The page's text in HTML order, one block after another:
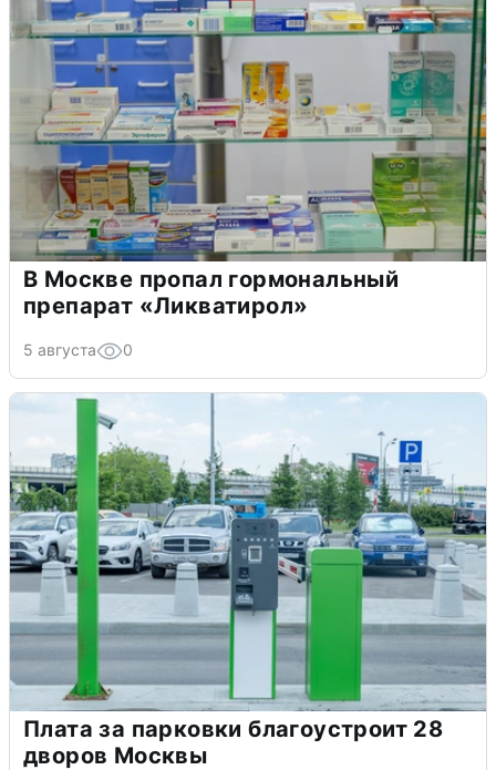
В Москве пропал гормональный
препарат «Ликватирол»
5 августа 0
Плата за парковки благоустроит 28
дворов Москвы